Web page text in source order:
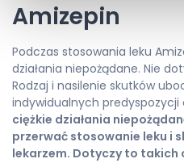
Amizepin
Podczas stosowania leku
działania niepożądane. Nie
Rodzaj i nasilenie skutków
indywidualnych predyspozycji
ciężkie działania
przerwać stosowanie leku i
lekarzem. Dotyczy to takich